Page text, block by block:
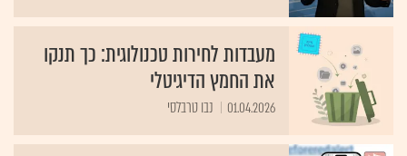
מעבדות לחירות טכנולוגית: כך תנקו
את החמץ הדיגיטלי
01.04.2026 נבו טרבלסי